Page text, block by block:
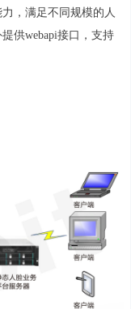
，满足不同规模的人
提供webapi接口，支持